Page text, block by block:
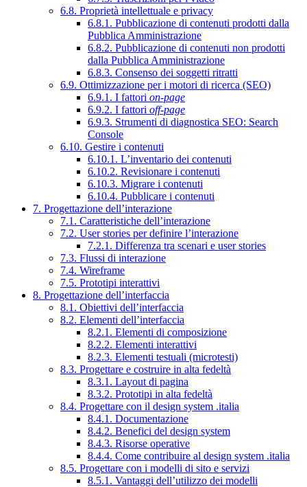
6.8. Proprietà intellettuale e privacy
6.8.1. Pubblicazione di contenuti prodotti dalla
Pubblica Amministrazione
6.8.2. Pubblicazione di contenuti non prodotti
dalla Pubblica Amministrazione
6.8.3. Consenso dei soggetti ritratti
6.9. Ottimizzazione per i motori di ricerca (SEO)
6.9.1. I fattori on-page
6.9.2. I fattori off-page
6.9.3. Strumenti di diagnostica SEO: Search
Console
6.10. Gestire i contenuti
6.10.1. L’inventario dei contenuti
6.10.2. Revisionare i contenuti
6.10.3. Migrare i contenuti
6.10.4. Pubblicare i contenuti
7. Progettazione dell’interazione
7.1. Caratteristiche dell’interazione
7.2. User stories per definire l’interazione
7.2.1. Differenza tra scenari e user stories
7.3. Flussi di interazione
7.4. Wireframe
7.5. Prototipi interattivi
8. Progettazione dell’interfaccia
8.1. Obiettivi dell’interfaccia
8.2. Elementi dell’interfaccia
8.2.1. Elementi di composizione
8.2.2. Elementi interattivi
8.2.3. Elementi testuali (microtesti)
8.3. Progettare e costruire in alta fedeltà
8.3.1. Layout di pagina
8.3.2. Prototipi in alta fedeltà
8.4. Progettare con il design system .italia
8.4.1. Documentazione
8.4.2. Benefici del design system
8.4.3. Risorse operative
8.4.4. Come contribuire al design system .italia
8.5. Progettare con i modelli di sito e servizi
8.5.1. Vantaggi dell’utilizzo dei modelli